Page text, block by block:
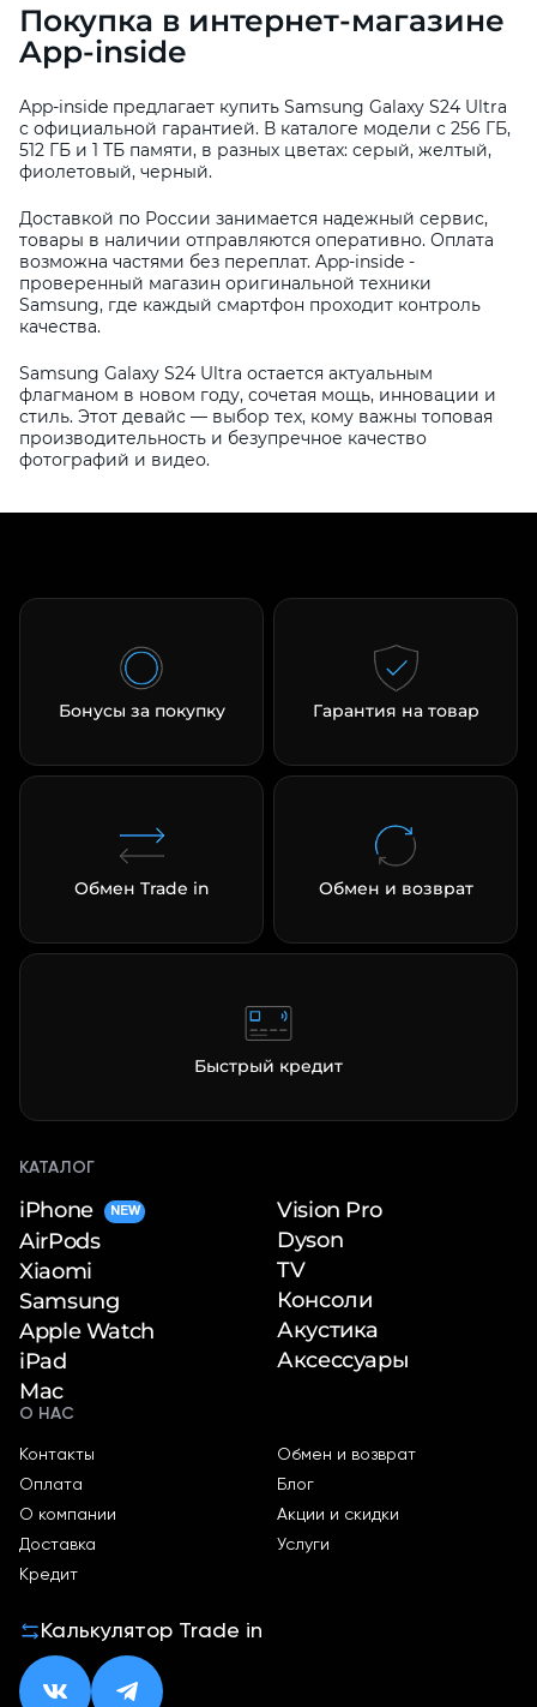
Покупка в интернет-магазине
App-inside
App-inside предлагает купить Samsung Galaxy S24 Ultra
с официальной гарантией. В каталоге модели с 256 ГБ,
512 ГБ и 1 ТБ памяти, в разных цветах: серый, желтый,
фиолетовый, черный.
Доставкой по России занимается надежный сервис,
товары в наличии отправляются оперативно. Оплата
возможна частями без переплат. App-inside -
проверенный магазин оригинальной техники
Samsung, где каждый смартфон проходит контроль
качества.
Samsung Galaxy S24 Ultra остается актуальным
флагманом в новом году, сочетая мощь, инновации и
стиль. Этот девайс — выбор тех, кому важны топовая
производительность и безупречное качество
фотографий и видео.
Бонусы за покупку Гарантия на товар
Обмен Trade in Обмен и возврат
Быстрый кредит
КАТАЛОГ
iPhone NEW
AirPods
Xiaomi
Samsung
Apple Watch
iPad
Mac
Vision Pro
Dyson
TV
Консоли
Акустика
Аксессуары
О НАС
Контакты
Оплата
О компании
Доставка
Кредит
Обмен и возврат
Блог
Акции и скидки
Услуги
Калькулятор Trade in